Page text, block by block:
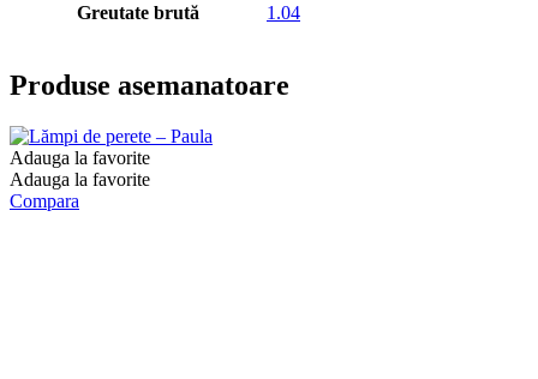
Greutate brută 1.04
Produse asemanatoare
Adauga la favorite
Adauga la favorite
Compara